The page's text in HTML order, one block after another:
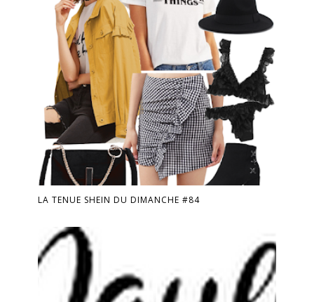
LA TENUE SHEIN DU DIMANCHE #84